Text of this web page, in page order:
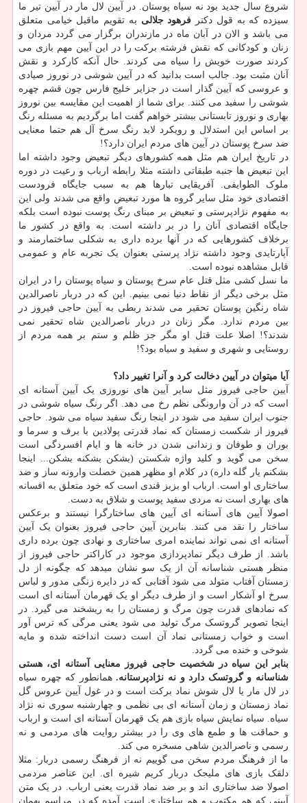
شروع سال جدید بود نه سیاه پوستان. در آیین لال مار در آیین تیر ما
سیزده که به قول دکتر فرهود جلالی به تقویم ماقبل خیامی متعلق
می باشد و الان در آبان ماه در مازندران برگزار می گردد مردان و
زنان و کودکانی که نقش فرشته برکت را در این آیین مهم بازی می
کردند صورت خویش را سیاه می کردند. حال آنکه کارکرد و نقش
آنان مثبت بود. جالب است بدانید که در آیین شوشی در نوروز صیادی
و عروسی که آیین گذار است در جزایر خلیج فارس چون قشم چهره
شوشی را سفید می کنند. برای شما از اهمیت این مقایسه بین نوروز
بهاری و نوروز تابستانی ببشتر خواهم گفت اما برگردیم به مسئله رنگ
بر اساس این استدلال و رویکرد لابد رنگ سرخ آل هم حتما معنایی
ضد سرخ پوستان در آیین های مردم ایران دارد؟!
در تاریخ ایران هم مثل همه کشورهای دیگر تبعیض وجود داشته اما
این تبعیض ها جنبه طبقاتی داشته مثلا رابطه ارباب و رعیت در دوره
ملوک الطوایفی. آفریقایی تبارها هم به سبب جایگاه فرودست
اقتصادی خود مثل سایر گروه ها مورد تبعیض واقع می شدند ولی این
به مفهوم نژادپرستی و تبعیض بر مبنای رنگ پوست نبوده است بلکه
جایگاه اقتصادی آنان را در بر داشته است. به واقع در کشور ما
برخلاف کشورهایی که در آنها برده داری به شکلی ساختمارمند و
آپارتایدی وجود داشته نژاد پرستی بعنوان یک تجربه عام و عمومی
قابل مشاهده نبوده است.
ما نسل کشی مثل قتل عام سرخ پوستان و سیاه پوستان را در ایران
مثل برخی دیگر از نقاط دنیا نمی بینیم. این که در دربار ناصرالدین
شاه رنگین پوستان تحقیر می شدند ربطی به آیین حاجی فیروز در
بین مردم ندارد. مگر زنان در دربار ناصرالدین شاه تحقیر نمی
شدند؟! اصلا علت قتل او مگر جز ظلم و ستم بر همه مردم از
روستایی و شهری و سفید و سیاه بود؟!
آیا میتوان در آیین دخالت کرد و آنرا تغییر داد؟
آیین حاجی فیروز مثل سایر آیین های نوروزی یک آیین آستانه ای
است که در آن وارونگی نظم رخ می دهد. اگر رنگ سیاه شوشی در
جنوب ایران سفید می شود در اینجا رنگ سفید سیاه می شود. حاجی
فیروز از شکست زمستان که نماد قدرتی پولادین با برف و سرما و
بوران و طوفان و زندانی شدن در خانه ها و ایام افسردگی است
سخن می گوید و کلید واژه شکستن (بشکن بشکنه بشکن... اینجا
بشکنم یار گله داره) در کلام او مظهر همین خصلت وارونه ساز و ضد
ساختاری او است. ارباب او بزبز قندی است که خود متعلق به افسانه
های بهاری است نه مردی سفید پوست و شلاق به دست.
اصولا آیین های آستانه ای آیین های ساختارگرا نیستند و برعکس
ساختار را نقد می کنند. بنابرین آیین حاجی فیروز بعنوان یک آیین
آستانه ای نمی تواند نماینده امری ساختاری و نهادی چون برده داری
باشد. از طرف دیگر نمادپردازی موجود در کاراکتر حاجی فیروز از
منظر هستی شناسانه آن از یک سو نشان میدهد که چگونه از دل
زمستان آفتاب متولد می شود آفتابی که در دایره زنگی مدور و لباس
سرخ او آشکار است و از طرف دیگر او یک قهرمان آستانه ای است
که نمادهای قدرت چون مرگ و زمستان را به ریشخند می گیرد. در
اینجا تصویر گروتسک مرگ تولید می شود یعنی مرگی که ترس آور
است و خواب زمستانی نماد آن است دست انداخته شده و مایه
شوخی و خنده می گردد.
بنابر این سیاه در شخصیت حاجی فیروز معنایی آستانه ای، هستی
شناسانه و گروتسک دارد و نه نژادپرستانه.همانطور که چهره سیاه
در لال مار یا لال شوش نماد برکت است و در غول آیین عروس گل
نماد زمستان و زمان آستانه ای بی نظمی و چهارشنبه سوری نه نژاد
سیاه. سیاه نمایش سیاه بازی هم یک قهرمان آستانه ای است و ارباب
و حماقت ها و طمع های وی را در بیشتر روایت های مردمی و نه
رسمی و ناصرالدین شاهی مسخره می کند.
ما از فرهنگ مردم سخن می گوییم نه از فرهنگ رسمی دربار: مثلا
دلقک بازی های ملیجک دربار کریم شیره ای. این عناصر مردمی
اصولا ضد ساختاری اند و بر ضد نماد قدرت یعنی ارباب. در یک متن
آیینی که هم مکتوب و هم ساختاری است آمده که در مراسم بهمان